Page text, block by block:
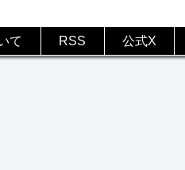
て RSS 公式X